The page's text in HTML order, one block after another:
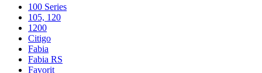
100 Series
105, 120
1200
Citigo
Fabia
Fabia RS
Favorit